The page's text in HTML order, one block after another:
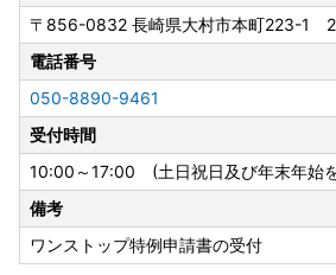
ふっくら柔らかな身と香ばしいタレが
自慢の味わいです。
▶ 返礼品はこちら
🍓【旬の野菜・フルーツ・スイーツ】
太陽と大地の恵みが詰まった旬の青果
ツゼリーなどをお届けします。
▶ 返礼品はこちら
👑人気返礼品をチェック！
〒856-0832 長崎県大村市本町223-1
電話番号
050-8890-9461
受付時間
10:00～17:00 (土日祝日及び年末年始
備考
ワンストップ特例申請書の受付